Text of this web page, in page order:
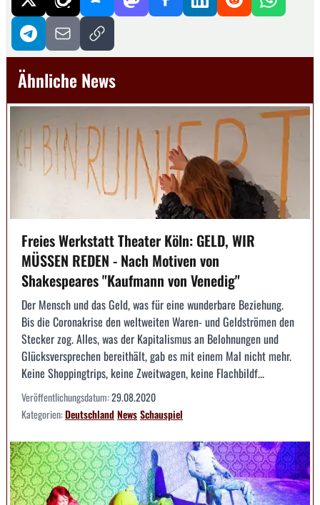
Ähnliche News
Freies Werkstatt Theater Köln: GELD, WIR
MÜSSEN REDEN - Nach Motiven von
Shakespeares "Kaufmann von Venedig"
Der Mensch und das Geld, was für eine wunderbare Beziehung.
Bis die Coronakrise den weltweiten Waren- und Geldströmen den
Stecker zog. Alles, was der Kapitalismus an Belohnungen und
Glücksversprechen bereithält, gab es mit einem Mal nicht mehr.
Keine Shoppingtrips, keine Zweitwagen, keine Flachbildf...
Veröffentlichungsdatum:29.08.2020
Kategorien:DeutschlandNewsSchauspiel